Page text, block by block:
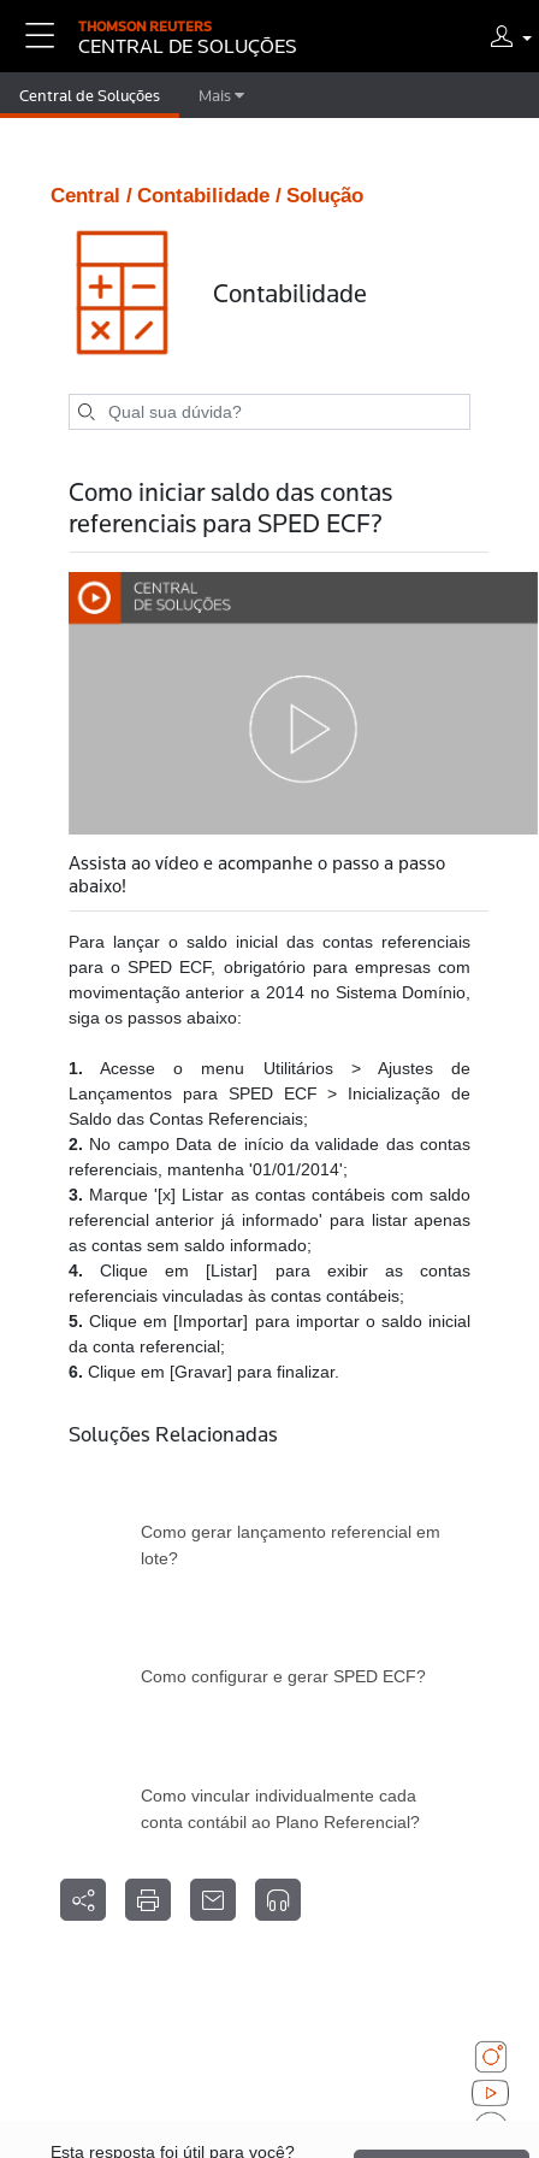
THOMSON REUTERS
CENTRAL DE SOLUÇÕES
Central de Soluções Mais
Central / Contabilidade / Solução
Contabilidade
Como iniciar saldo das contas
referenciais para SPED ECF?
Assista ao vídeo e acompanhe o passo a passo
abaixo!
Para lançar o saldo inicial das contas referenciais
para o SPED ECF, obrigatório para empresas com
movimentação anterior a 2014 no Sistema Domínio,
siga os passos abaixo:
1. Acesse o menu Utilitários > Ajustes de
Lançamentos para SPED ECF > Inicialização de
Saldo das Contas Referenciais;
2. No campo Data de início da validade das contas
referenciais, mantenha '01/01/2014';
3. Marque '[x] Listar as contas contábeis com saldo
referencial anterior já informado' para listar apenas
as contas sem saldo informado;
4. Clique em [Listar] para exibir as contas
referenciais vinculadas às contas contábeis;
5. Clique em [Importar] para importar o saldo inicial
da conta referencial;
6. Clique em [Gravar] para finalizar.
Soluções Relacionadas
Como gerar lançamento referencial em
lote?
Como configurar e gerar SPED ECF?
Como vincular individualmente cada
conta contábil ao Plano Referencial?
Esta resposta foi útil para você?